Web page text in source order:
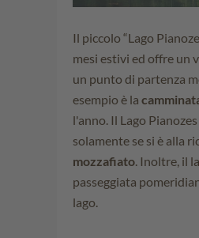
Il piccolo “Lago
mesi estivi ed offre un
un punto di partenza
esempio è la
l'anno. Il Lago
solamente se si è alla
mozzafiato. Inoltre, il
passeggiata
lago.